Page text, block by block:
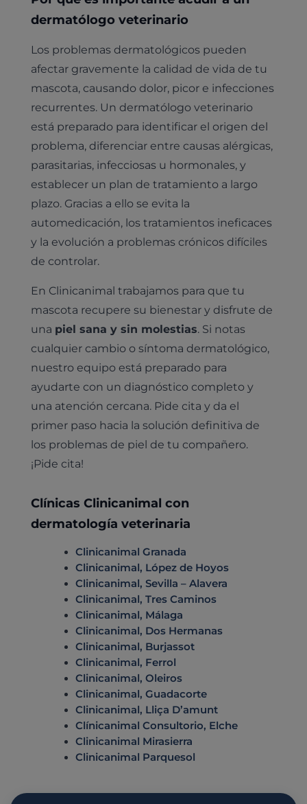
Leishmaniasis
Revisión general y/o geriátrica
Todos los servicios
Cardiología
Medicina felina
Animales Exóticos
dermatólogo veterinario
Los problemas dermatológicos pueden
afectar gravemente la calidad de vida de tu
mascota, causando dolor, picor e infecciones
recurrentes. Un dermatólogo veterinario
está preparado para identificar el origen del
problema, diferenciar entre causas alérgicas,
parasitarias, infecciosas u hormonales, y
establecer un plan de tratamiento a largo
plazo. Gracias a ello se evita la
automedicación, los tratamientos ineficaces
y la evolución a problemas crónicos difíciles
de controlar.
En Clinicanimal trabajamos para que tu
mascota recupere su bienestar y disfrute de
una piel sana y sin molestias. Si notas
cualquier cambio o síntoma dermatológico,
nuestro equipo está preparado para
ayudarte con un diagnóstico completo y
una atención cercana. Pide cita y da el
primer paso hacia la solución definitiva de
los problemas de piel de tu compañero.
¡Pide cita!
Clínicas Clinicanimal con
dermatología veterinaria
Clinicanimal Granada
Clinicanimal, López de Hoyos
Clinicanimal, Sevilla – Alavera
Clinicanimal, Tres Caminos
Clinicanimal, Málaga
Clinicanimal, Dos Hermanas
Clinicanimal, Burjassot
Clinicanimal, Ferrol
Clinicanimal, Oleiros
Clinicanimal, Guadacorte
Clinicanimal, Lliça D’amunt
Clínicanimal Consultorio, Elche
Clinicanimal Mirasierra
Clinicanimal Parquesol